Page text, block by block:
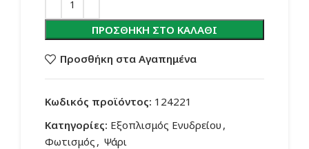
ΠΡΟΣΘΉΚΗ ΣΤΟ ΚΑΛΆΘΙ
Προσθήκη στα Αγαπημένα
Κωδικός προϊόντος: 124221
Κατηγορίες: Εξοπλισμός Ενυδρείου ,
Φωτισμός , Ψάρι